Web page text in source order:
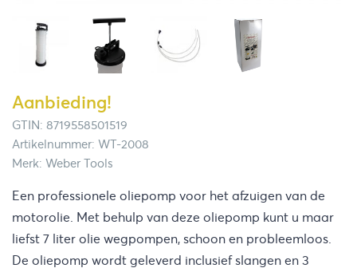
Aanbieding!
GTIN: 8719558501519
Artikelnummer: WT-2008
Merk: Weber Tools
Een professionele oliepomp voor het afzuigen van de
motorolie. Met behulp van deze oliepomp kunt u maar
liefst 7 liter olie wegpompen, schoon en probleemloos.
De oliepomp wordt geleverd inclusief slangen en 3